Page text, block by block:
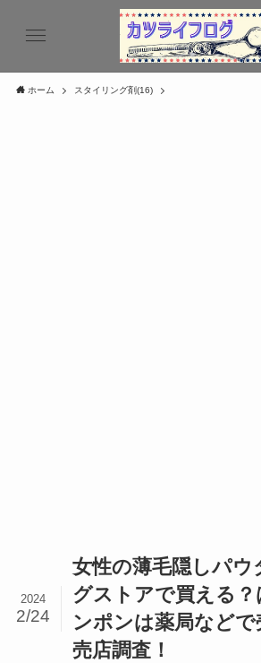
ホーム スタイリング剤(16)
女性の薄毛隠しパウ
グストアで買える
ンポンは薬局など
売店調査！
2024
2/24